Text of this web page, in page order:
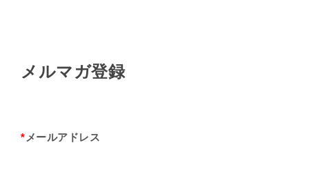
メルマガ登録
* メールアドレス